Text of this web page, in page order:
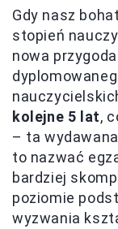
Gdy nasz
stopień
nowa
kolejne 5 lat,
– ta
to nazwać
bardziej
poziomie
wyzwania